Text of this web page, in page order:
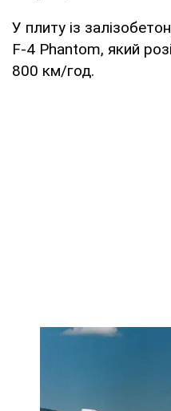
У плиту із
F-4 Phantom, який
800 км/год.